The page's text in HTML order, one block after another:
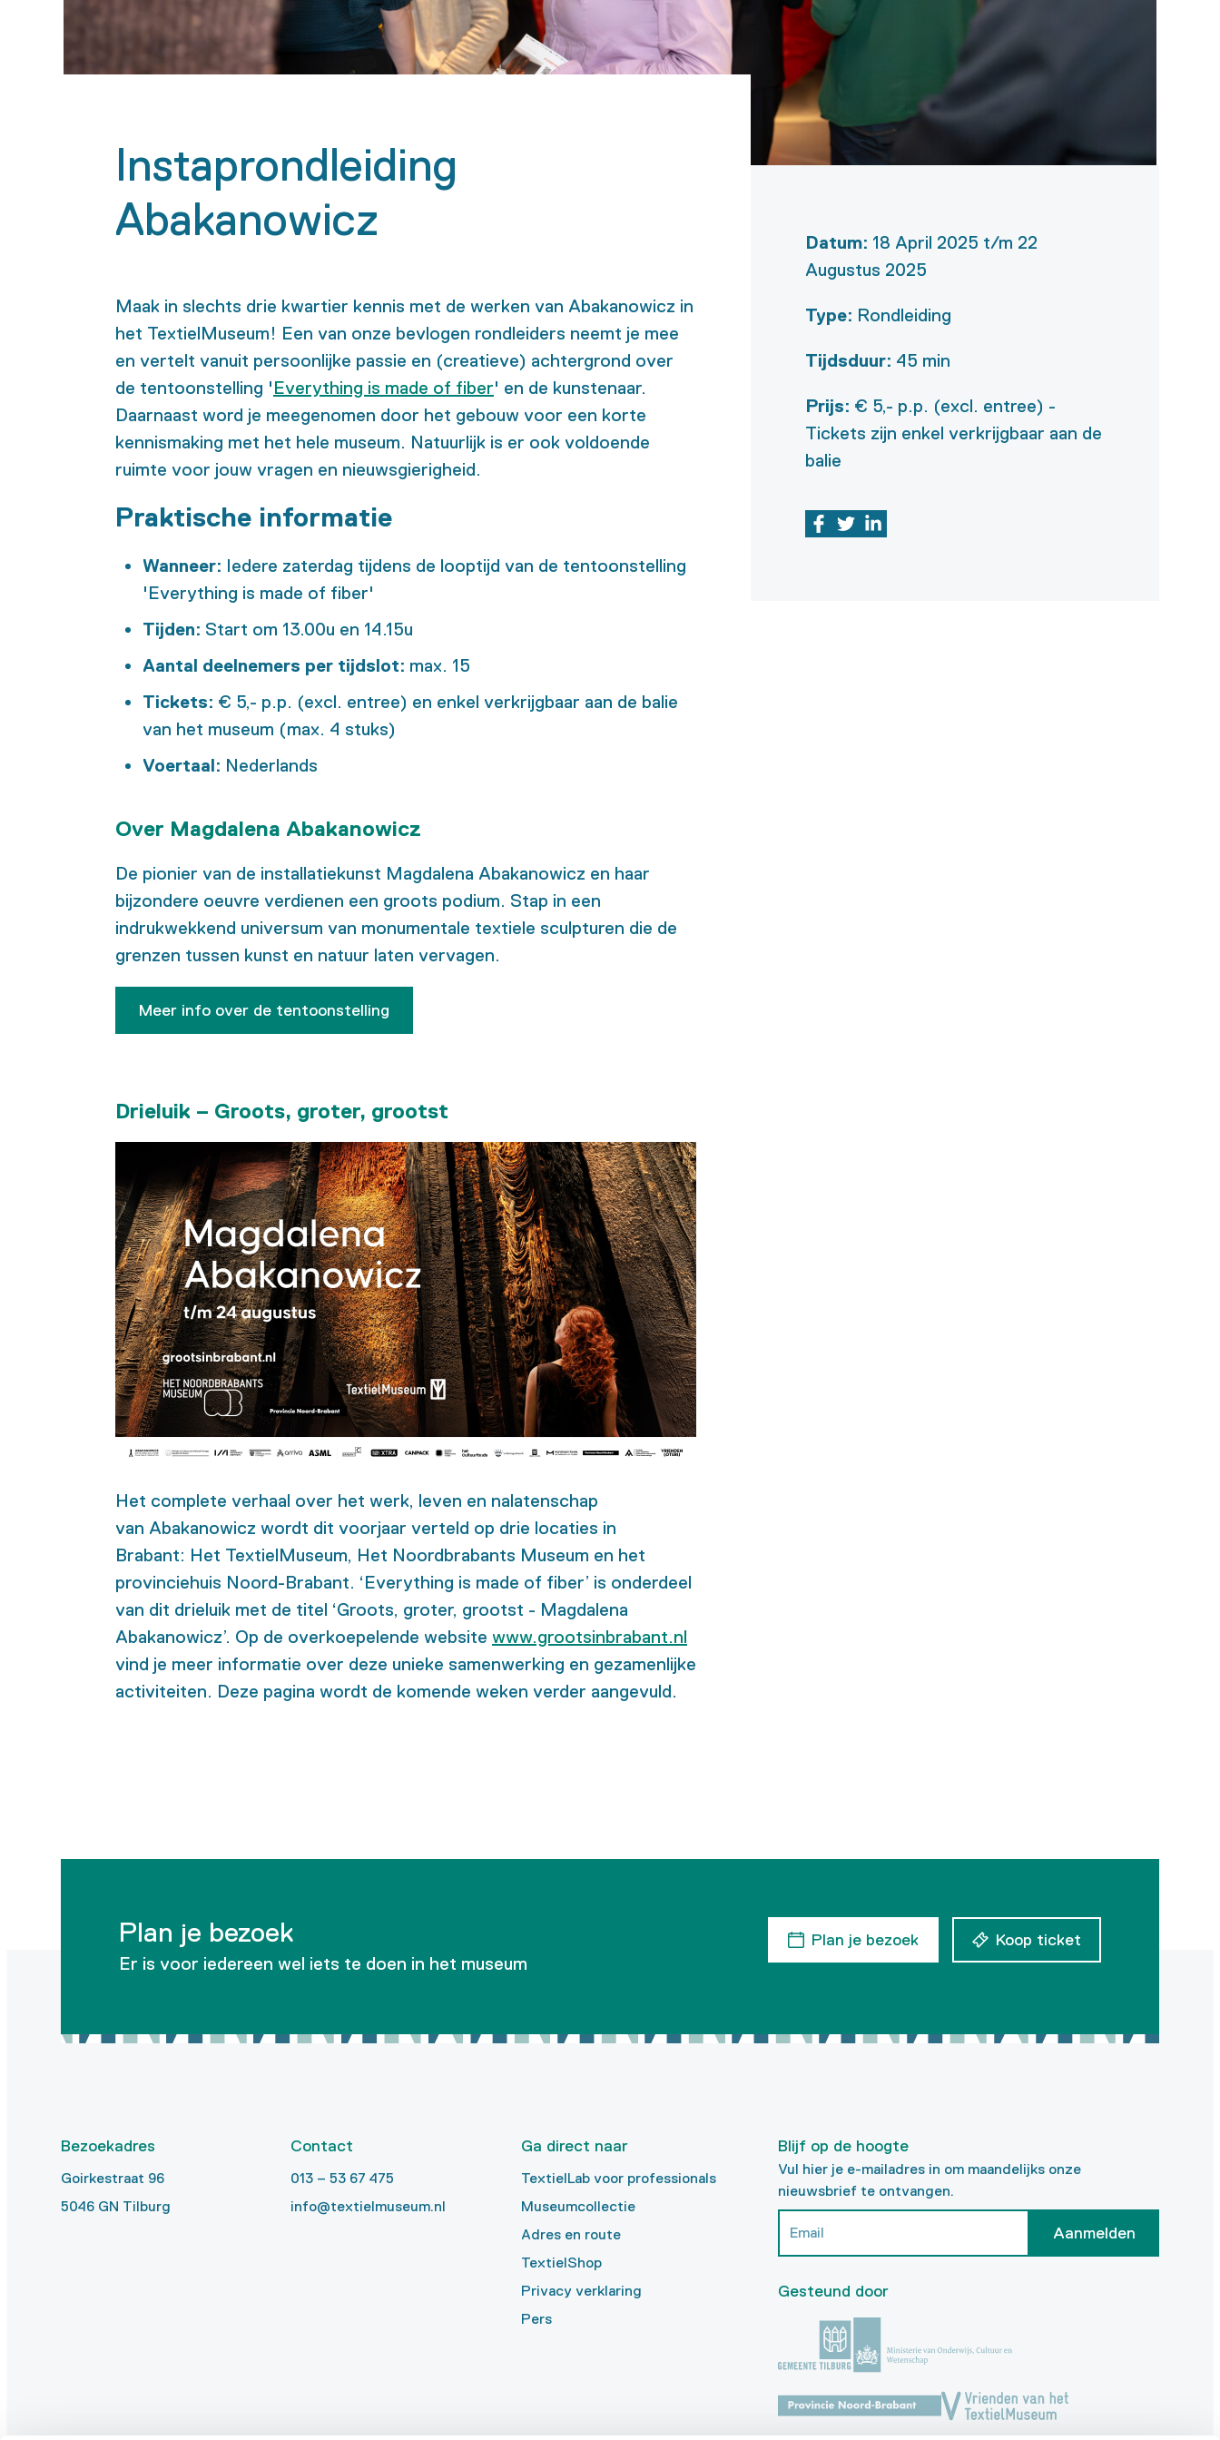
Instaprondleiding
Abakanowicz
Maak in slechts drie kwartier kennis met de werken van Abakanowicz in
het TextielMuseum! Een van onze bevlogen rondleiders neemt je mee
en vertelt vanuit persoonlijke passie en (creatieve) achtergrond over
de tentoonstelling 'Everything is made of fiber' en de kunstenaar.
Daarnaast word je meegenomen door het gebouw voor een korte
kennismaking met het hele museum. Natuurlijk is er ook voldoende
ruimte voor jouw vragen en nieuwsgierigheid.
Praktische informatie
Wanneer: Iedere zaterdag tijdens de looptijd van de tentoonstelling
'Everything is made of fiber'
Tijden: Start om 13.00u en 14.15u
Aantal deelnemers per tijdslot: max. 15
Tickets: € 5,- p.p. (excl. entree) en enkel verkrijgbaar aan de balie
van het museum (max. 4 stuks)
Voertaal: Nederlands
Over Magdalena Abakanowicz
De pionier van de installatiekunst Magdalena Abakanowicz en haar
bijzondere oeuvre verdienen een groots podium. Stap in een
indrukwekkend universum van monumentale textiele sculpturen die de
grenzen tussen kunst en natuur laten vervagen.
Meer info over de tentoonstelling
Drieluik – Groots, groter, grootst
Het complete verhaal over het werk, leven en nalatenschap
van Abakanowicz wordt dit voorjaar verteld op drie locaties in
Brabant: Het TextielMuseum, Het Noordbrabants Museum en het
provinciehuis Noord-Brabant. ‘Everything is made of fiber’ is onderdeel
van dit drieluik met de titel ‘Groots, groter, grootst - Magdalena
Abakanowicz’. Op de overkoepelende website www.grootsinbrabant.nl
vind je meer informatie over deze unieke samenwerking en gezamenlijke
activiteiten. Deze pagina wordt de komende weken verder aangevuld.
Datum: 18 April 2025 t/m 22
Augustus 2025
type: Rondleiding
Tijdsduur: 45 min
Prijs: € 5,- p.p. (excl. entree) -
Tickets zijn enkel verkrijgbaar aan de
balie
Plan je bezoek
Er is voor iedereen wel iets te doen in het museum
Plan je bezoek Koop ticket
Bezoekadres
Goirkestraat 96
5046 GN Tilburg
Contact
013 – 53 67 475
info@textielmuseum.nl
Ga direct naar
TextielLab voor professionals
Museumcollectie
Adres en route
TextielShop
Privacy verklaring
Pers
Blijf op de hoogte
Vul hier je e-mailadres in om maandelijks onze
nieuwsbrief te ontvangen.
Aanmelden
Gesteund door